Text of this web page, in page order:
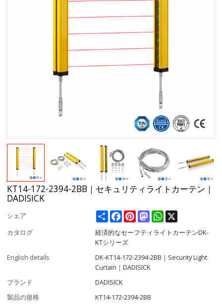
KT14-172-2394-2BB｜セキュリティライトカーテン｜
DADISICK
シェア ShareFacebookPinterestMastodonWhatsApp
カタログ
経済的なセーフティライトカーテンDK-
KTシリーズ
English details
DK-KT14-172-2394-2BB｜Security Light
Curtain｜DADISICK
ブランド
DADISICK
製品の規格
KT14-172-2394-2BB